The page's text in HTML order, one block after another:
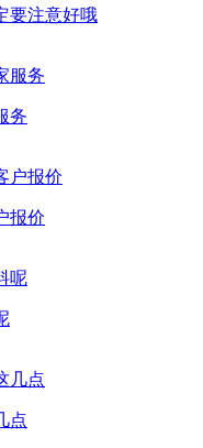
要注意好哦
务
报价
点